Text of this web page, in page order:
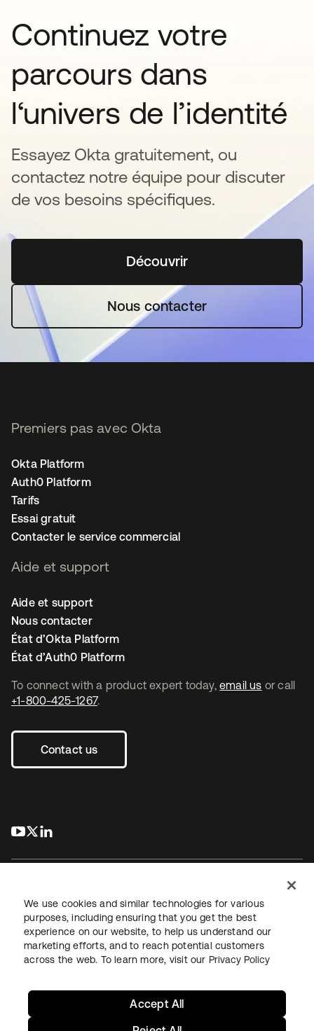
Continuez votre
parcours dans
l‘univers de l’identité
Essayez Okta gratuitement, ou
contactez notre équipe pour discuter
de vos besoins spécifiques.
Découvrirs’ouvre dans un nouvel
Nous contacter
To connect with a product expert today, email us or call
+1-800-425-1267.
Contact us
s’ouvre dans un nouvel onglet
s’ouvre dans un nouvel onglet
Premiers pas avec Okta
Okta Platform
Auth0 Platform
Tarifs
Essai gratuit
Contacter le service commercial
Aide et support
Aide et support
Nous contacter
État d’Okta Platform
État d’Auth0 Platform
JuridiquePolitique de confidentialité
Conditions d’utilisation du siteSécuritéPlan du site
Paramètres des cookies
We use cookies and similar technologies for various
purposes, including ensuring that you get the best
experience on our website, to help us understand our
marketing efforts, and to reach potential customers
across the web. To learn more, visit our Privacy Policy
Accept All